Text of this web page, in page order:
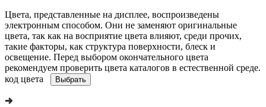
Цвета, представленные на дисплее, воспроизведены
электронным способом. Они не заменяют оригинальные
цвета, так как на восприятие цвета влияют, среди прочих,
такие факторы, как структура поверхности, блеск и
освещение. Перед выбором окончательного цвета
рекомендуем проверить цвета каталогов в естественной среде.
код цвета
Выбрать